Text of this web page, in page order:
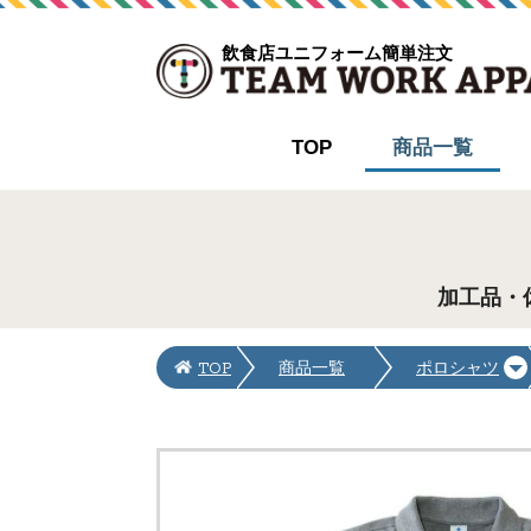
飲食店ユニフォーム簡単注文
TOP 商品一覧
加工品・
TOP 商品一覧 ポロシャツ